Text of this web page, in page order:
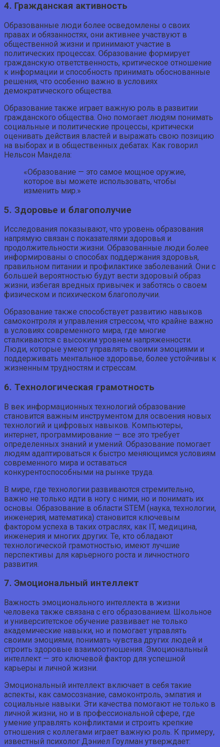
4. Гражданская активность
Образованные люди более осведомлены о своих
правах и обязанностях, они активнее участвуют в
общественной жизни и принимают участие в
политических процессах. Образование формирует
гражданскую ответственность, критическое отношение
к информации и способность принимать обоснованные
решения, что особенно важно в условиях
демократического общества.
Образование также играет важную роль в развитии
гражданского общества. Оно помогает людям понимать
социальные и политические процессы, критически
оценивать действия властей и выражать свою позицию
на выборах и в общественных дебатах. Как говорил
Нельсон Мандела:
«Образование — это самое мощное оружие,
которое вы можете использовать, чтобы
изменить мир.»
5. Здоровье и благополучие
Исследования показывают, что уровень образования
напрямую связан с показателями здоровья и
продолжительности жизни. Образованные люди более
информированы о способах поддержания здоровья,
правильном питании и профилактике заболеваний. Они с
большей вероятностью будут вести здоровый образ
жизни, избегая вредных привычек и заботясь о своем
физическом и психическом благополучии.
Образование также способствует развитию навыков
самоконтроля и управления стрессом, что крайне важно
в условиях современного мира, где многие
сталкиваются с высоким уровнем напряженности.
Люди, которые умеют управлять своими эмоциями и
поддерживать ментальное здоровье, более устойчивы к
жизненным трудностям и стрессам.
6. Технологическая грамотность
В век информационных технологий образование
становится важным инструментом для освоения новых
технологий и цифровых навыков. Компьютеры,
интернет, программирование — все это требует
определенных знаний и умений. Образование помогает
людям адаптироваться к быстро меняющимся условиям
современного мира и оставаться
конкурентоспособными на рынке труда.
В мире, где технологии развиваются стремительно,
важно не только идти в ногу с ними, но и понимать их
основы. Образование в области STEM (наука, технологии,
инженерия, математика) становится ключевым
фактором успеха в таких отраслях, как IT, медицина,
инженерия и многих других. Те, кто обладают
технологической грамотностью, имеют лучшие
перспективы для карьерного роста и личностного
развития.
7. Эмоциональный интеллект
Важность эмоционального интеллекта в жизни
человека также связана с его образованием. Школьное
и университетское обучение развивает не только
академические навыки, но и помогает управлять
своими эмоциями, понимать чувства других людей и
строить здоровые взаимоотношения. Эмоциональный
интеллект — это ключевой фактор для успешной
карьеры и личной жизни.
Эмоциональный интеллект включает в себя такие
аспекты, как самосознание, самоконтроль, эмпатия и
социальные навыки. Эти качества помогают не только в
личной жизни, но и в профессиональной сфере, где
умение управлять конфликтами и строить крепкие
отношения с коллегами играет важную роль. К примеру,
известный психолог Дэниел Гоулман утверждает: